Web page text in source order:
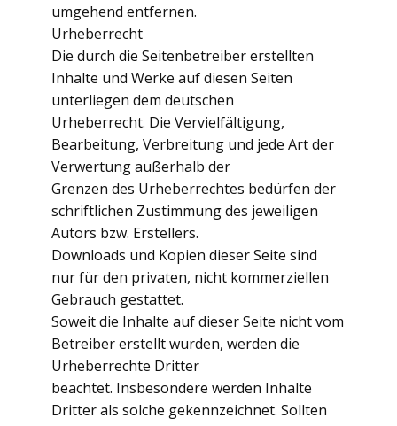
umgehend entfernen.
Urheberrecht
Die durch die Seitenbetreiber erstellten
Inhalte und Werke auf diesen Seiten
unterliegen dem deutschen
Urheberrecht. Die Vervielfältigung,
Bearbeitung, Verbreitung und jede Art der
Verwertung außerhalb der
Grenzen des Urheberrechtes bedürfen der
schriftlichen Zustimmung des jeweiligen
Autors bzw. Erstellers.
Downloads und Kopien dieser Seite sind
nur für den privaten, nicht kommerziellen
Gebrauch gestattet.
Soweit die Inhalte auf dieser Seite nicht vom
Betreiber erstellt wurden, werden die
Urheberrechte Dritter
beachtet. Insbesondere werden Inhalte
Dritter als solche gekennzeichnet. Sollten